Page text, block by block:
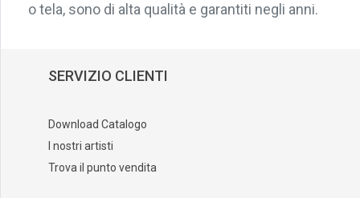
o tela, sono di alta qualità e garantiti negli anni.
SERVIZIO CLIENTI
Download Catalogo
I nostri artisti
Trova il punto vendita